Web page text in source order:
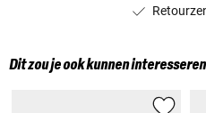
Dit zou je ook kunnen interesseren